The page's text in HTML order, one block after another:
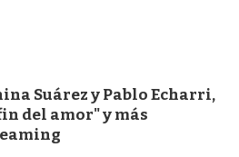
Suárez y Pablo Echarri,
del amor" y más